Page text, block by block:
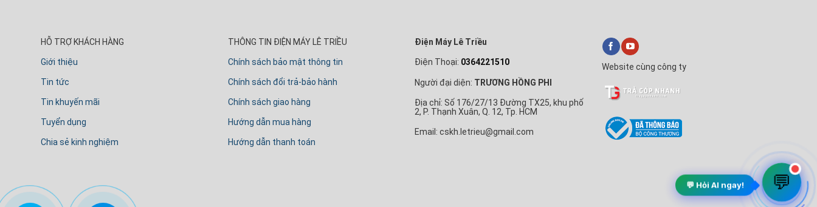
HỖ TRỢ KHÁCH HÀNG
Giới thiệu
Tin tức
Tin khuyến mãi
Tuyển dụng
Chia sẻ kinh nghiệm
THÔNG TIN ĐIỆN MÁY LÊ TRIỀU
Chính sách bảo mật thông tin
Chính sách đổi trả-bảo hành
Chính sách giao hàng
Hướng dẫn mua hàng
Hướng dẫn thanh toán
Điện Máy Lê Triều
Điện Thoại: 0364221510
Người đại diện: TRƯƠNG HỒNG PHI
Địa chỉ: Số 176/27/13 Đường TX25, khu phố
2, P. Thạnh Xuân, Q. 12, Tp. HCM
Email: cskh.letrieu@gmail.com
Website cùng công ty
💬
💬 Hỏi AI ngay!